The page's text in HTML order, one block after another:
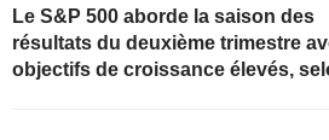
Le S&P 500 aborde la saison des
résultats du deuxième trimestre
objectifs de croissance élevés,